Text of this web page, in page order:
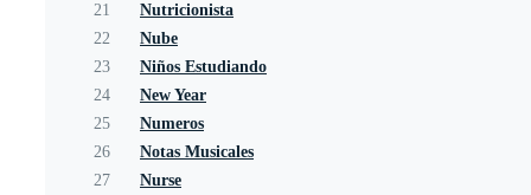
21
Nutricionista
22
Nube
23
Niños Estudiando
24
New Year
25
Numeros
26
Notas Musicales
27
Nurse